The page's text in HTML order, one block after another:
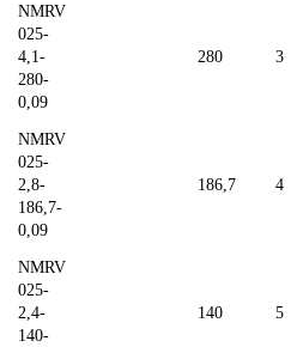
NMRV
025-
4,1-
280-
0,09
280 3
NMRV
025-
2,8-
186,7-
0,09
186,7 4
NMRV
025-
2,4-
140-
140 5